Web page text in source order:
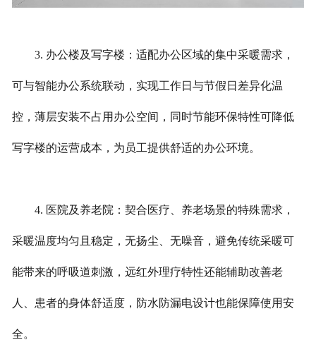
3. 办公楼及写字楼：适配办公区域的集中采暖需求，
可与智能办公系统联动，实现工作日与节假日差异化温
控，薄层安装不占用办公空间，同时节能环保特性可降低
写字楼的运营成本，为员工提供舒适的办公环境。
4. 医院及养老院：契合医疗、养老场景的特殊需求，
采暖温度均匀且稳定，无扬尘、无噪音，避免传统采暖可
能带来的呼吸道刺激，远红外理疗特性还能辅助改善老
人、患者的身体舒适度，防水防漏电设计也能保障使用安
全。